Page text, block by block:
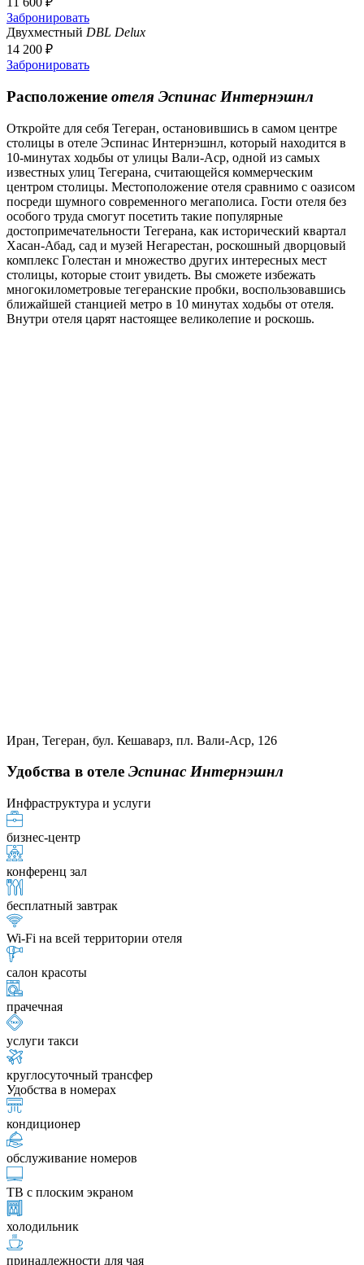
Забронировать
Двухместный DBL Delux
14 200 ₽
Забронировать
Расположение отеля Эспинас Интернэшнл
Откройте для себя Тегеран, остановившись в самом центре
столицы в отеле Эспинас Интернэшнл, который находится в
10-минутах ходьбы от улицы Вали-Аср, одной из самых
известных улиц Тегерана, считающейся коммерческим
центром столицы. Местоположение отеля сравнимо с оазисом
посреди шумного современного мегаполиса. Гости отеля без
особого труда смогут посетить такие популярные
достопримечательности Тегерана, как исторический квартал
Хасан-Абад, сад и музей Негарестан, роскошный дворцовый
комплекс Голестан и множество других интересных мест
столицы, которые стоит увидеть. Вы сможете избежать
многокилометровые тегеранские пробки, воспользовавшись
ближайшей станцией метро в 10 минутах ходьбы от отеля.
Внутри отеля царят настоящее великолепие и роскошь.
Иран, Тегеран, бул. Кешаварз, пл. Вали-Аср, 126
Удобства в отеле Эспинас Интернэшнл
Инфраструктура и услуги
бизнес-центр
конференц зал
бесплатный завтрак
Wi-Fi на всей территории отеля
салон красоты
прачечная
услуги такси
круглосуточный трансфер
Удобства в номерах
кондиционер
обслуживание номеров
ТВ с плоским экраном
холодильник
принадлежности для чая